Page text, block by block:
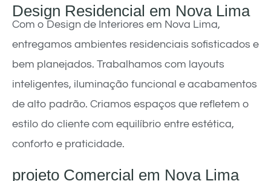
Design Residencial em Nova Lima
Com o Design de Interiores em Nova Lima,
entregamos ambientes residenciais sofisticados e
bem planejados. Trabalhamos com layouts
inteligentes, iluminação funcional e acabamentos
de alto padrão. Criamos espaços que refletem o
estilo do cliente com equilíbrio entre estética,
conforto e praticidade.
projeto Comercial em Nova Lima